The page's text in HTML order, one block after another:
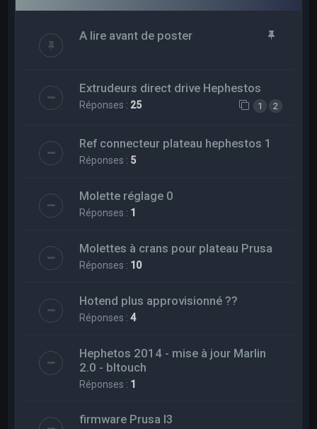
A lire avant de poster
Extrudeurs direct drive Hephestos
Réponses : 25 1 2
Ref connecteur plateau hephestos 1
Réponses : 5
Molette réglage 0
Réponses : 1
Molettes à crans pour plateau Prusa
Réponses : 10
Hotend plus approvisionné ??
Réponses :4
Hephetos 2014 - mise à jour Marlin
2.0 - bltouch
Réponses : 1
firmware Prusa I3